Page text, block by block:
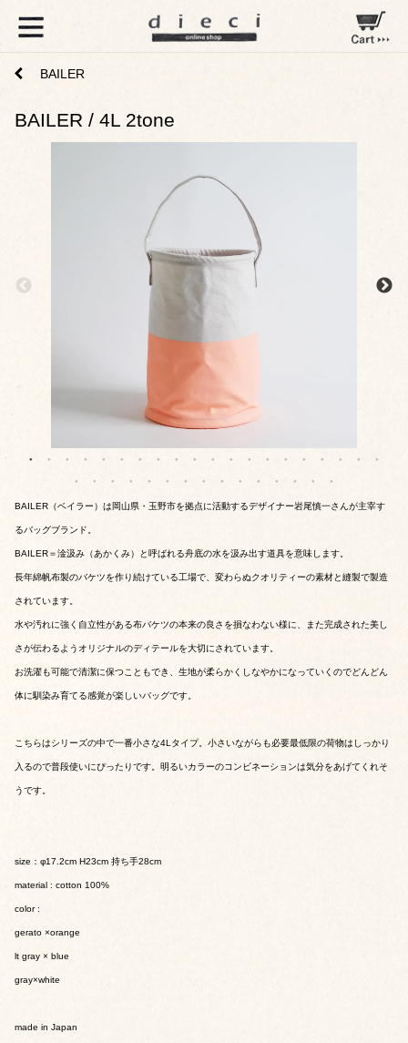
BAILER
BAILER / 4L 2tone
BAILER（ベイラー）は岡山県・玉野市を拠点に活動するデザイナー岩尾慎一さんが主宰す
るバッグブランド。
⁡BAILER＝淦汲み（あかくみ）と呼ばれる舟底の水を汲み出す道具を意味します。
長年綿帆布製のバケツを作り続けている工場で、変わらぬクオリティーの素材と縫製で製造
されています。
水や汚れに強く自立性がある布バケツの本来の良さを損なわない様に、また完成された美し
さが伝わるようオリジナルのディテールを大切にされています。
お洗濯も可能で清潔に保つこともでき、生地が柔らかくしなやかになっていくのでどんどん
体に馴染み育てる感覚が楽しいバッグです。
こちらはシリーズの中で一番小さな4Lタイプ。小さいながらも必要最低限の荷物はしっかり
入るので普段使いにぴったりです。明るいカラーのコンビネーションは気分をあげてくれそ
うです。
size：φ17.2cm H23cm 持ち手28cm
material : cotton 100%
color :
gerato ×orange
lt gray × blue
gray×white
made in Japan